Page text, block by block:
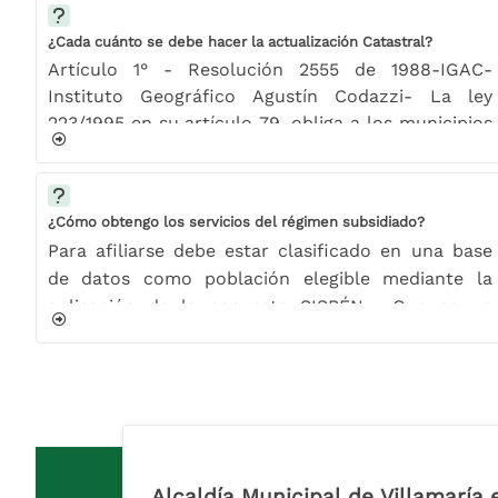
¿Cada cuánto se debe hacer la actualización Catastral?
​Artículo 1° - Resolución 2555 de 1988-IGAC-
Instituto Geográfico Agustín Codazzi- La ley
223/1995 en su artículo 79, obliga a los municipios
de Colombia a realizar la Actualización Catastral
dentro de periodos máximos de cinco (5) años.
¿Cómo obtengo los servicios del régimen subsidiado?
​Para afiliarse debe estar clasificado en una base
de datos como población elegible mediante la
aplicación de la encuesta SISBÉN . Que es un
fotocopia del documento de identidad y el